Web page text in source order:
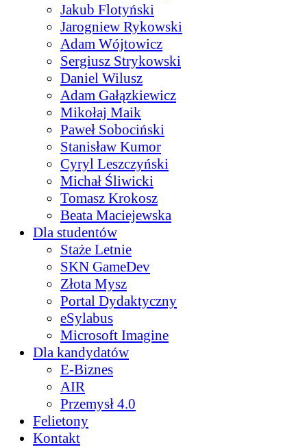
Jakub Flotyński
Jarogniew Rykowski
Adam Wójtowicz
Sergiusz Strykowski
Daniel Wilusz
Adam Gałązkiewicz
Mikołaj Maik
Paweł Sobociński
Stanisław Kumor
Cyryl Leszczyński
Michał Śliwicki
Tomasz Krokosz
Beata Maciejewska
Dla studentów
Staże Letnie
SKN GameDev
Złota Mysz
Portal Dydaktyczny
eSylabus
Microsoft Imagine
Dla kandydatów
E-Biznes
AIR
Przemysł 4.0
Felietony
Kontakt